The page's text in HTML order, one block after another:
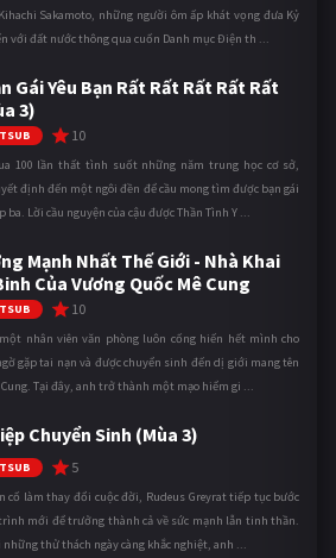
Sakamoto, những người ôm ấp khát vọng đưa Kỷ
với đất nước thông qua cuốn Danh mục Điện th ...
Gái Yêu Bạn Rất Rất Rất Rất Rất
3)
10
100 lần thất tình suốt những năm trung học cơ sở,
định đến một ngôi đền để cầu mong tìm được bạn gái
ba. Lời cầu nguyện của cậu được Thần Tình Y ...
Mạnh Nhất Thế Giới - Nhà Khai
Của Vương Quốc Mê Cung
10
nhân viên văn phòng luôn cống hiến hết mình cho
gặp tai nạn và được chuyển sinh đến dị giới mang tên
Cung. Tại đây, anh trở thành một mạo hiểm gi ...
Chuyển Sinh (Mùa 3)
5
cố làm thay đổi cuộc đời, Rudeus Greyrat tiếp tục bước
mới để trưởng thành cả về sức mạnh lẫn tinh thần.
thử thách ngày càng khắc nghiệt, anh ...